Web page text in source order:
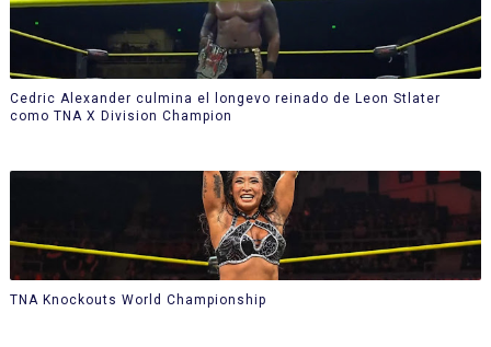
Cedric Alexander culmina el longevo reinado de Leon Stlater
como TNA X Division Champion
TNA Knockouts World Championship